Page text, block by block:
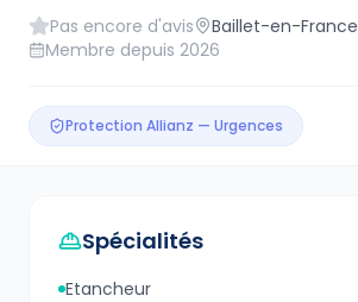
Pas encore d'avis Baillet-en-France
Membre depuis 2026
Protection Allianz — Urgences
Spécialités
Etancheur